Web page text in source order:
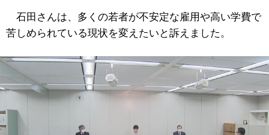
石田さんは、多くの若者が不安定な雇用や高い学費で
苦しめられている現状を変えたいと訴えました。